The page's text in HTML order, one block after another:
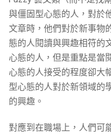
與僵固型心態的人，對於
文章時，他們對於新事物
態的人閱讀與興趣相符的
心態的人，但是重點是當
心態的人接受的程度卻大
型心態的人對於新領域的
的興趣。
對應到在職場上，人們可